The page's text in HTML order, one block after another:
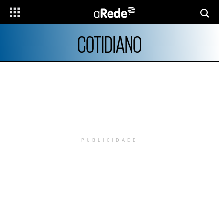
COTIDIANO
PUBLICIDADE